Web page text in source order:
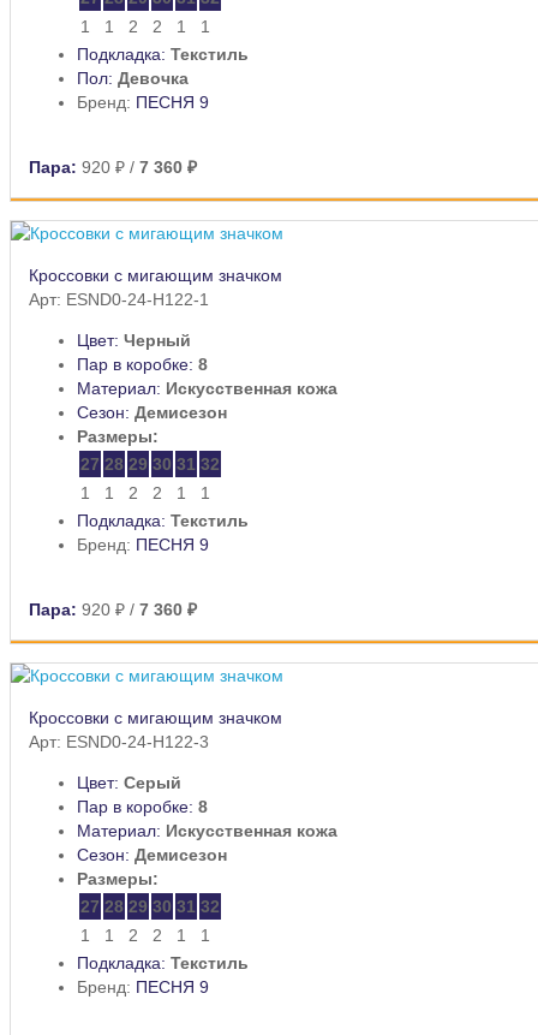
1
1 2 2 1
1
Подкладка: Текстиль
Пол: Девочка
Бренд: ПЕСНЯ 9
Пара: 920 ₽ / 7 360 ₽
Кроссовки с мигающим значком
Арт: ESND0-24-H122-1
Цвет: Черный
Пар в коробке: 8
Материал: Искусственная кожа
Сезон: Демисезон
Размеры:
27 28 29 30 31 32
1
1 2 2 1
1
Подкладка: Текстиль
Бренд: ПЕСНЯ 9
Пара: 920 ₽ / 7 360 ₽
Кроссовки с мигающим значком
Арт: ESND0-24-H122-3
Цвет: Серый
Пар в коробке: 8
Материал: Искусственная кожа
Сезон: Демисезон
Размеры:
27 28 29 30 31 32
1
1 2 2 1
1
Подкладка: Текстиль
Бренд: ПЕСНЯ 9